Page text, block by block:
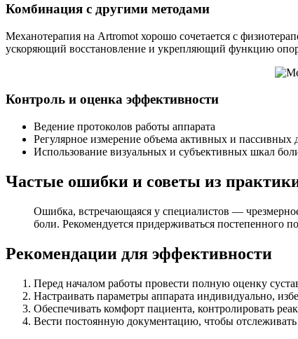
Комбинация с другими методами
Механотерапия на Artromot хорошо сочетается с
ускоряющий восстановление и укрепляющий функцию
Контроль и оценка эффективности
Ведение протоколов работы аппарата
Регулярное измерение объема активных и пассивных
Использование визуальных и субъективных шкал
Частые ошибки и советы из
Ошибка, встречающаяся у специалистов —
боли. Рекомендуется придерживаться постепенного
Рекомендации для эффективности
Перед началом работы провести полную оценку
Настраивать параметры аппарата индивидуально,
Обеспечивать комфорт пациента, контролировать
Вести постоянную документацию, чтобы